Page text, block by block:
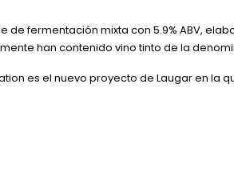
de fermentación mixta con 5.9% ABV,
han contenido vino tinto de la
es el nuevo proyecto de Laugar en la